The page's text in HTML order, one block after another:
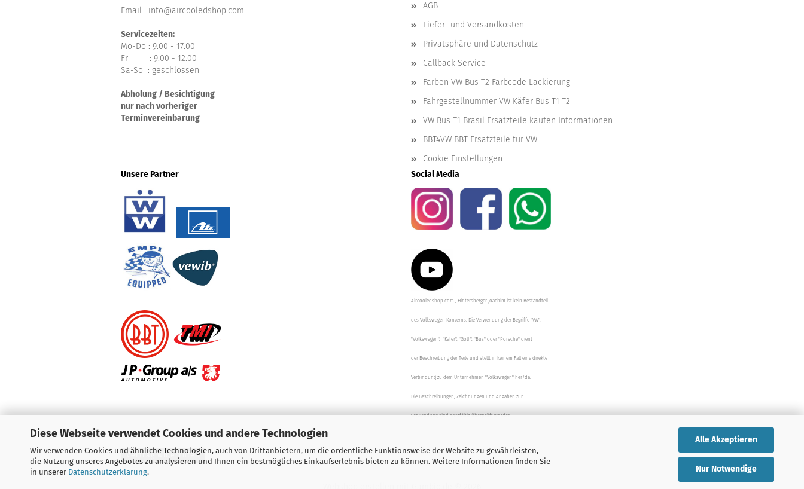
Diese Webseite verwendet Cookies und andere Technologien
Wir verwenden Cookies und ähnliche Technologien, auch von Drittanbietern, um die ordentliche Funktionsweise der Website zu gewährleisten,
die Nutzung unseres Angebotes zu analysieren und Ihnen ein bestmögliches Einkaufserlebnis bieten zu können. Weitere Informationen finden Sie
in unserer Datenschutzerklärung.
Alle Akzeptieren
Nur Notwendige
Email : info@aircooledshop.com
Servicezeiten:
Mo-Do : 9.00 - 17.00
Fr : 9.00 - 12.00
Sa-So : geschlossen
Abholung / Besichtigung
nur nach vorheriger
Terminvereinbarung
AGB
Liefer- und Versandkosten
Privatsphäre und Datenschutz
Callback Service
Farben VW Bus T2 Farbcode Lackierung
Fahrgestellnummer VW Käfer Bus T1 T2
VW Bus T1 Brasil Ersatzteile kaufen Informationen
BBT4VW BBT Ersatzteile für VW
Cookie Einstellungen
Unsere Partner
Social Media
Aircooledshop.com , Hintersberger Joachim ist kein Bestandteil
des Volkswagen Konzerns. Die Verwendung der Begriffe "VW",
"Volkswagen", "Käfer", "Golf", "Bus" oder "Porsche" dient
der Beschreibung der Teile und stellt in keinem Fall eine direkte
Verbindung zu dem Unternehmen "Volkswagen" her/da.
Die Beschreibungen, Zeichnungen und Angaben zur
Verwendung sind sorgfältig überprüft worden.
Vertrag widerrufen